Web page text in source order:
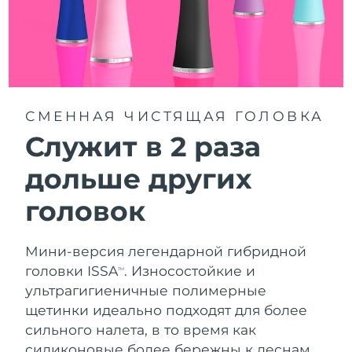
СМЕННАЯ ЧИСТЯЩАЯ ГОЛОВКА
Служит в 2 раза
дольше других
головок
Мини-версия легендарной гибридной
головки ISSATM. Износостойкие и
ультрагигиеничные полимерные
щетинки идеально подходят для более
сильного налета, в то время как
8/10/26
Словения
Ожидаемая дата доставки
8/10/26
Южно-Африканская
Ожидаемая дата доставки
Республика Корея
Ожидаемая дата доставки
Испания
Ожидаемая дата доставки
Швеция
8/10/26
Швейцария
Тайвань
Ожидаемая дата доставки